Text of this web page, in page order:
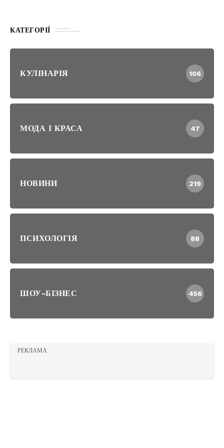
КАТЕГОРІЇ
КУЛІНАРІЯ 106
МОДА І КРАСА 47
НОВИНИ 219
ПСИХОЛОГІЯ 88
ШОУ-БІЗНЕС 456
РЕКЛАМА